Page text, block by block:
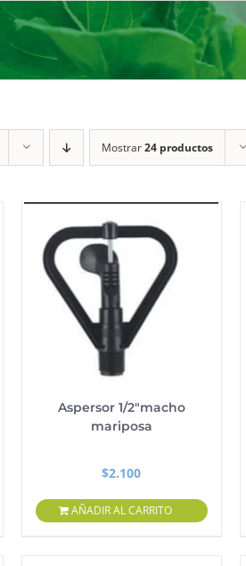
Mostrar24 productos
Aspersor 1/2″macho
mariposa
$2.100
AÑADIR AL CARRITO